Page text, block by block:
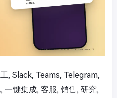
, Slack, Teams, Telegram,
一键集成, 客服, 销售, 研究,